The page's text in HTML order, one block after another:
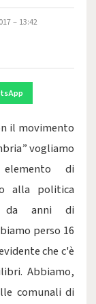
– 13:42
il movimento
vogliamo
di
alla politica
da anni di
perso 16
che c'è
Abbiamo,
comunali di